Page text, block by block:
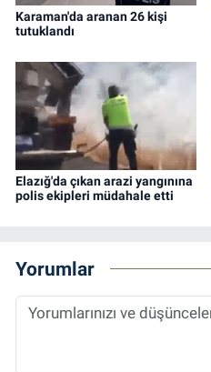
Karaman'da aranan 26 kişi
tutuklandı
Elazığ'da çıkan arazi yangınına
polis ekipleri müdahale etti
Yorumlar